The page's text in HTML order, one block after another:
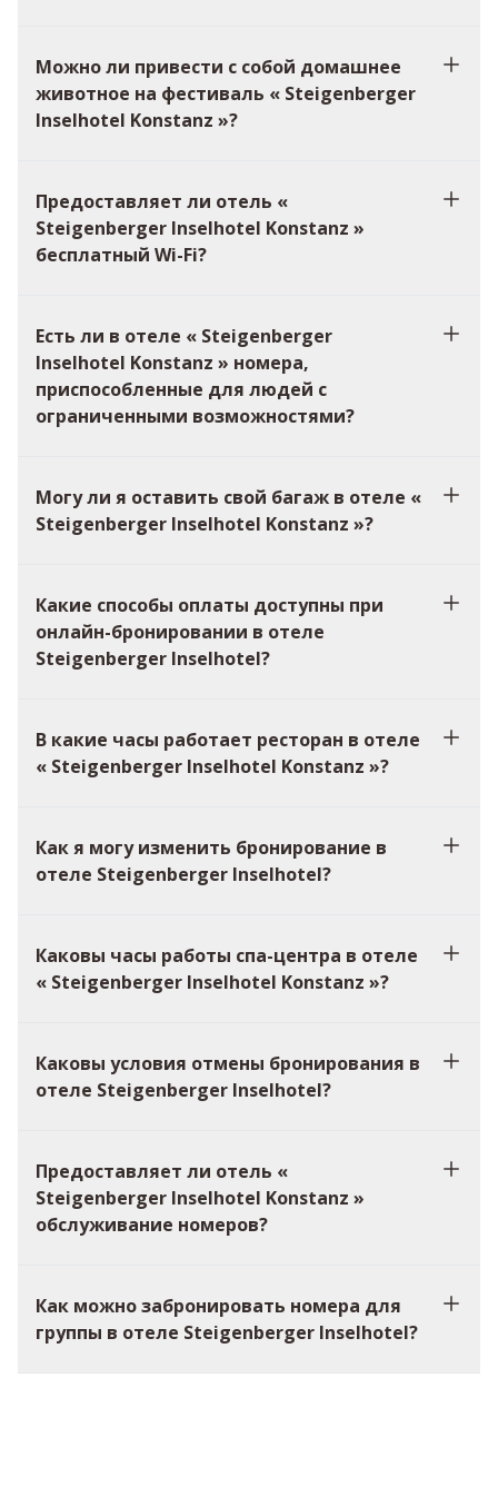
Можно ли привести с собой домашнее
животное на фестиваль « Steigenberger
Inselhotel Konstanz »?
Предоставляет ли отель «
Steigenberger Inselhotel Konstanz »
бесплатный Wi-Fi?
Есть ли в отеле « Steigenberger
Inselhotel Konstanz » номера,
приспособленные для людей с
ограниченными возможностями?
Могу ли я оставить свой багаж в отеле «
Steigenberger Inselhotel Konstanz »?
Какие способы оплаты доступны при
онлайн-бронировании в отеле
Steigenberger Inselhotel?
В какие часы работает ресторан в отеле
« Steigenberger Inselhotel Konstanz »?
Как я могу изменить бронирование в
отеле Steigenberger Inselhotel?
Каковы часы работы спа-центра в отеле
« Steigenberger Inselhotel Konstanz »?
Каковы условия отмены бронирования в
отеле Steigenberger Inselhotel?
Предоставляет ли отель «
Steigenberger Inselhotel Konstanz »
обслуживание номеров?
Как можно забронировать номера для
группы в отеле Steigenberger Inselhotel?